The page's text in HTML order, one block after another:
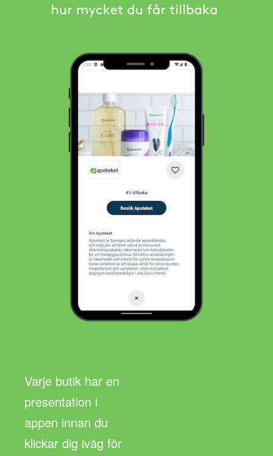
Varje butik har en
presentation i
appen innan du
klickar dig iväg för